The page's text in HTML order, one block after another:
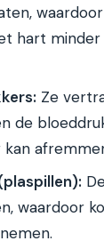
hart
Ze
de
waardoor